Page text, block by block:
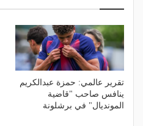
تقرير عالمي: حمزة عبدالكريم
ينافس صاحب "قاضية
المونديال" في برشلونة